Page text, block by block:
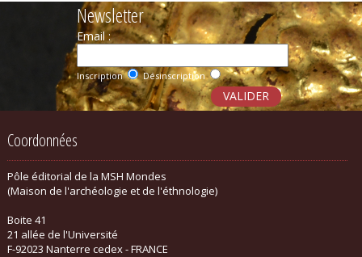
Newsletter
Email :
Inscription Désinscription
Coordonnées
Pôle éditorial de la MSH Mondes
(Maison de l'archéologie et de l'éthnologie)
Boite 41
21 allée de l'Université
F-92023 Nanterre cedex - FRANCE